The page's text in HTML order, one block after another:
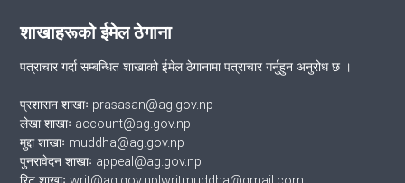
शाखाहरूको ईमेल ठेगाना
पत्राचार गर्दा सम्बन्धित शाखाको ईमेल ठेगानामा पत्राचार गर्नुहुन अनुरोध छ ।
प्रशासन शाखाः prasasan@ag.gov.np
लेखा शाखाः account@ag.gov.np
मुद्दा शाखाः muddha@ag.gov.np
पुनरावेदन शाखाः appeal@ag.gov.np